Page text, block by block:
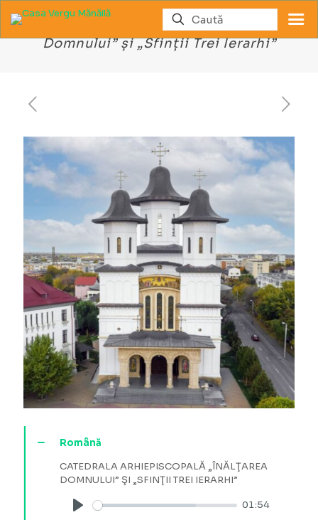
Catedrala Arhiepiscopală „Înălțarea
Domnului” și „Sfinții Trei Ierarhi”
Română
CATEDRALA ARHIEPISCOPALĂ „ÎNĂLŢAREA
DOMNULUI” ŞI „SFINŢII TREI IERARHI”
Play
01:54